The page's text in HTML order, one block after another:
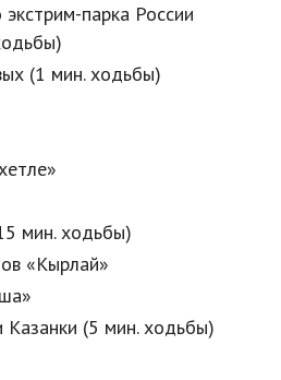
парка России
(1 мин. ходьбы)
мин. ходьбы)
«Кырлай»
Казанки (5 мин. ходьбы)